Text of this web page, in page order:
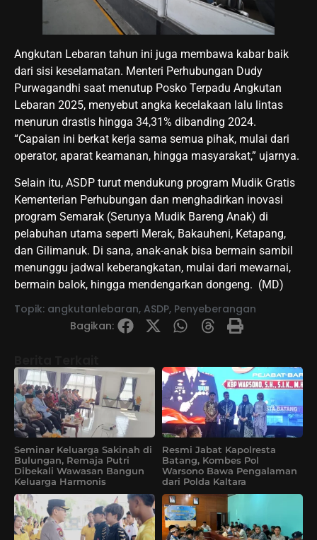
Angkutan Lebaran tahun ini juga membawa kabar baik
dari sisi keselamatan. Menteri Perhubungan Dudy
Purwagandhi saat menutup Posko Terpadu Angkutan
Lebaran 2025, menyebut angka kecelakaan lalu lintas
menurun drastis hingga 34,31% dibanding 2024.
“Capaian ini berkat kerja sama semua pihak, mulai dari
operator, aparat keamanan, hingga masyarakat,” ujarnya.
Selain itu, ASDP turut mendukung program Mudik Gratis
Kementerian Perhubungan dan menghadirkan inovasi
program Semarak (Serunya Mudik Bareng Anak) di
pelabuhan utama seperti Merak, Bakauheni, Ketapang,
dan Gilimanuk. Di sana, anak-anak bisa bermain sambil
menunggu jadwal keberangkatan, mulai dari mewarnai,
bermain balok, hingga mendengarkan dongeng. (MD)
Topik: angkutanlebaran, ASDP, Penyeberangan
Bagikan:
Seminar Keluarga Sakinah di
Bulungan, Remaja Putri
Dibekali Wawasan Bangun
Keluarga Harmonis
Resmi Jabat Kapolresta
Batang, Kombes Pol
Warsono Bawa Pengalaman
dari Polda Kaltara